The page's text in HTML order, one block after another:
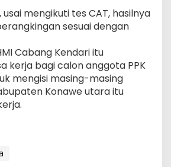
usai mengikuti tes CAT, hasilnya
sesuai dengan
Cabang Kendari itu
kerja bagi calon anggota PPK
mengisi masing-masing
Konawe utara itu